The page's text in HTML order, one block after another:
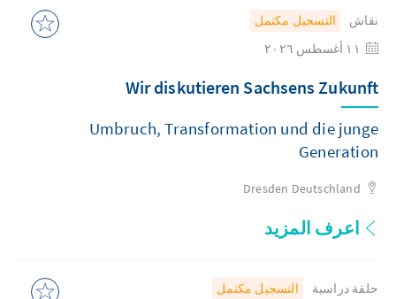
نقاش
التسجيل مكتمل
Wir diskutieren Sachsens Zukunft
Umbruch, Transformation und die junge
Generation
Dresden Deutschland
اعرف المزيد
حلقة دراسية
التسجيل مكتمل